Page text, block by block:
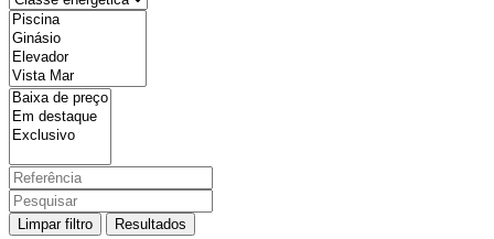
Limpar filtro Resultados